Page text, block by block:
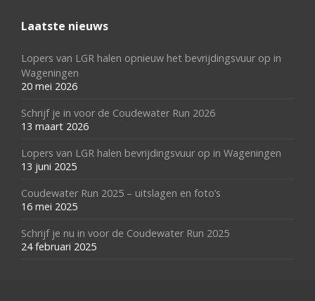
Laatste nieuws
Lopers van LGR halen opnieuw het bevrijdingsvuur op in
Wageningen
20 mei 2026
Schrijf je in voor de Coudewater Run 2026
13 maart 2026
Lopers van LGR halen bevrijdingsvuur op in Wageningen
13 juni 2025
Coudewater Run 2025 – uitslagen en foto’s
16 mei 2025
Schrijf je nu in voor de Coudewater Run 2025
24 februari 2025